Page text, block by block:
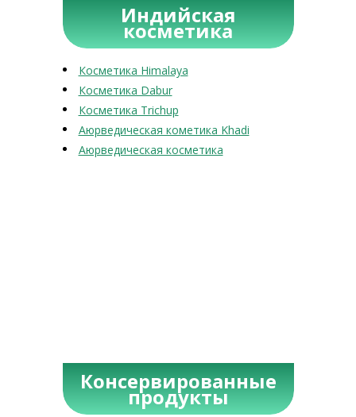
Индийская
косметика
Косметика Himalaya
Косметика Dabur
Косметика Trichup
Аюрведическая кометика Khadi
Аюрведическая косметика
Консервированные
продукты